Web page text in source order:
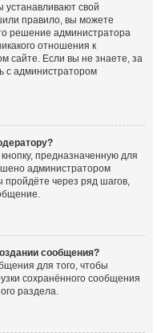
свой
правило, вы можете
решение администратора
отношения к
сайте. Если вы не знаете, за
с администратором
предназначенную для
администратором
пройдёте через ряд шагов,
сообщения?
для того, чтобы
сохранённого сообщения
раздела.